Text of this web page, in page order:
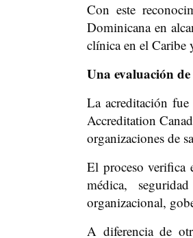
Con este
Dominicana en
clínica en el Caribe
Una evaluación
La acreditación
Accreditation
organizaciones de
El proceso verifica
médica,
organizacional,
A diferencia de